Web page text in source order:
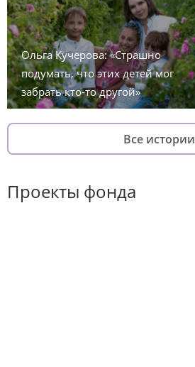
Ольга Кучерова: «Страшно
подумать, что этих детей мог
забрать кто-то другой»
Все истории
Проекты фонда